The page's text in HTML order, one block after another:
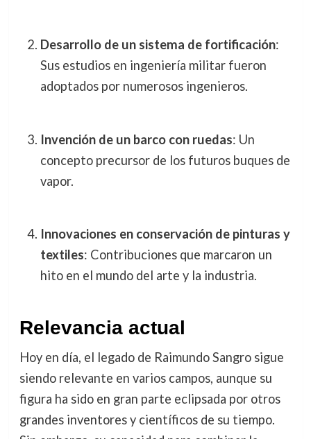
Desarrollo de un sistema de fortificación:
Sus estudios en ingeniería militar fueron
adoptados por numerosos ingenieros.
Invención de un barco con ruedas: Un
concepto precursor de los futuros buques de
vapor.
Innovaciones en conservación de pinturas y
textiles: Contribuciones que marcaron un
hito en el mundo del arte y la industria.
Relevancia actual
Hoy en día, el legado de Raimundo Sangro sigue
siendo relevante en varios campos, aunque su
figura ha sido en gran parte eclipsada por otros
grandes inventores y científicos de su tiempo.